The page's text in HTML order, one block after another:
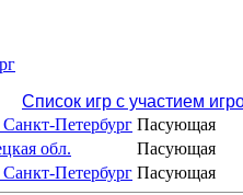
Список игр с участием
Петербург Пасующая
обл.
Пасующая
Петербург Пасующая